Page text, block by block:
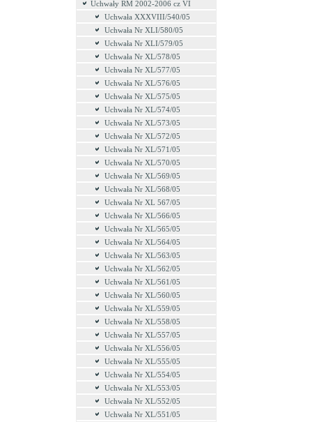
Uchwały RM 2002-2006 cz VI
Uchwała XXXVIII/540/05
Uchwała Nr XLI/580/05
Uchwała Nr XLI/579/05
Uchwała Nr XL/578/05
Uchwała Nr XL/577/05
Uchwała Nr XL/576/05
Uchwała Nr XL/575/05
Uchwała Nr XL/574/05
Uchwała Nr XL/573/05
Uchwała Nr XL/572/05
Uchwała Nr XL/571/05
Uchwała Nr XL/570/05
Uchwała Nr XL/569/05
Uchwała Nr XL/568/05
Uchwała Nr XL 567/05
Uchwała Nr XL/566/05
Uchwała Nr XL/565/05
Uchwała Nr XL/564/05
Uchwała Nr XL/563/05
Uchwała Nr XL/562/05
Uchwała Nr XL/561/05
Uchwała Nr XL/560/05
Uchwała Nr XL/559/05
Uchwała Nr XL/558/05
Uchwała Nr XL/557/05
Uchwała Nr XL/556/05
Uchwała Nr XL/555/05
Uchwała Nr XL/554/05
Uchwała Nr XL/553/05
Uchwała Nr XL/552/05
Uchwała Nr XL/551/05